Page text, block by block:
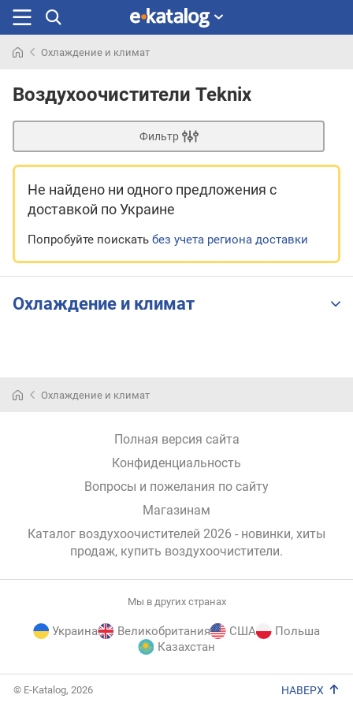
раньше
Охлаждение и климат
Воздухоочистители Teknix
Фильтр
Не найдено ни одного предложения с
доставкой по Украине
Попробуйте поискать без учета региона доставки
Охлаждение и климат
Охлаждение и климат
Полная версия сайта
Конфиденциальность
Вопросы и пожелания по сайту
Магазинам
Каталог воздухоочистителей 2026 - новинки, хиты
продаж, купить воздухоочистители.
Мы в других странах
Украина Великобритания США
Польша
Казахстан
© E-Katalog, 2026 НАВЕРХ